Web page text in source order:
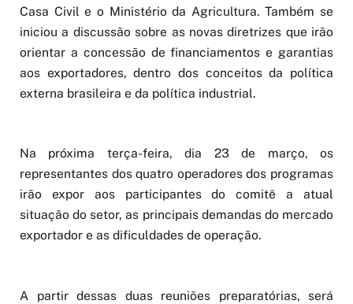
Casa Civil e o Ministério da Agricultura. Também se
iniciou a discussão sobre as novas diretrizes que irão
orientar a concessão de financiamentos e garantias
aos exportadores, dentro dos conceitos da política
externa brasileira e da política industrial.
Na próxima terça-feira, dia 23 de março, os
representantes dos quatro operadores dos programas
irão expor aos participantes do comitê a atual
situação do setor, as principais demandas do mercado
exportador e as dificuldades de operação.
A partir dessas duas reuniões preparatórias, será